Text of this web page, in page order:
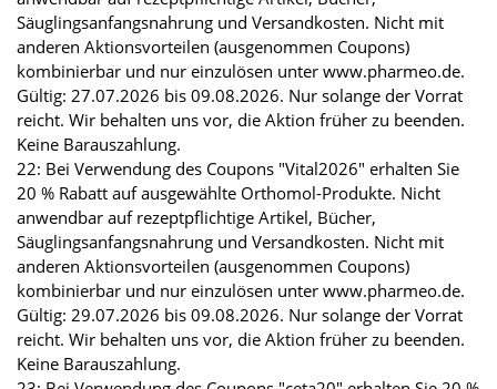
Säuglingsanfangsnahrung und Versandkosten. Nicht mit
anderen Aktionsvorteilen (ausgenommen Coupons)
kombinierbar und nur einzulösen unter www.pharmeo.de.
Gültig: 27.07.2026 bis 09.08.2026. Nur solange der Vorrat
reicht. Wir behalten uns vor, die Aktion früher zu beenden.
Keine Barauszahlung.
22: Bei Verwendung des Coupons "Vital2026" erhalten Sie
20 % Rabatt auf ausgewählte Orthomol-Produkte. Nicht
anwendbar auf rezeptpflichtige Artikel, Bücher,
Säuglingsanfangsnahrung und Versandkosten. Nicht mit
anderen Aktionsvorteilen (ausgenommen Coupons)
kombinierbar und nur einzulösen unter www.pharmeo.de.
Gültig: 29.07.2026 bis 09.08.2026. Nur solange der Vorrat
reicht. Wir behalten uns vor, die Aktion früher zu beenden.
Keine Barauszahlung.